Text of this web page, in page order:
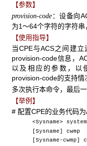
【参数】
provision-code ：设备向
为1～64个字符的字符串
【使用指导】
当CPE与ACS之间建
provision-code信息，
以及相应的参数，以
provision-code的支持情
多次执行本命令，最后
【举例】
# 配置CPE的业务代码为
<Sysname> system
[Sysname] cwmp
[Sysname-cwmp]